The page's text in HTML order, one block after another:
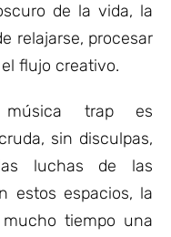
de la vida, la
relajarse, procesar
flujo creativo.
trap es
sin disculpas,
luchas de las
estos espacios, la
tiempo una